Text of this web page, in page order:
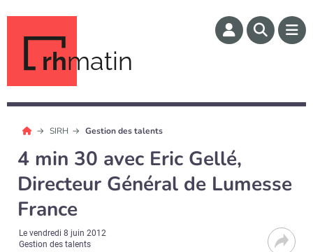
rhmatin
SIRH Gestion des talents
4 min 30 avec Eric Gellé,
Directeur Général de Lumesse
France
Levendredi 8 juin 2012
Gestion des talents